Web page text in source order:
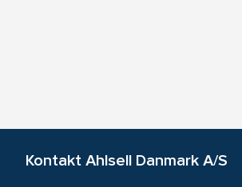
Kontakt Ahlsell Danmark A/S